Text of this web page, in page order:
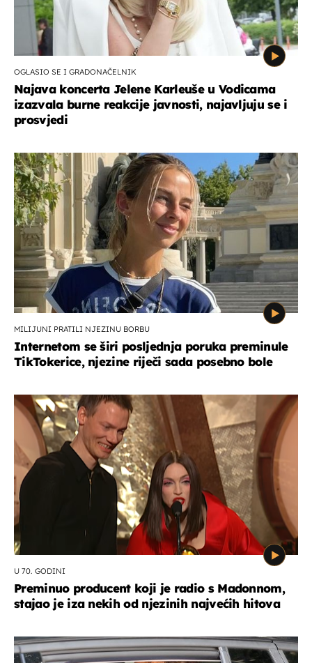
OGLASIO SE I GRADONAČELNIK
Najava koncerta Jelene Karleuše u Vodicama
izazvala burne reakcije javnosti, najavljuju se i
prosvjedi
MILIJUNI PRATILI NJEZINU BORBU
Internetom se širi posljednja poruka preminule
TikTokerice, njezine riječi sada posebno bole
U 70. GODINI
Preminuo producent koji je radio s Madonnom,
stajao je iza nekih od njezinih najvećih hitova